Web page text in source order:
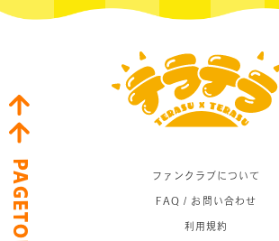
PAGETOP ファンクラブについて
FAQ / お問い合わせ
利用規約